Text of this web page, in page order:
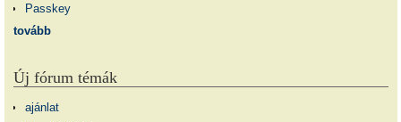
Passkey
tovább
Új fórum témák
ajánlat